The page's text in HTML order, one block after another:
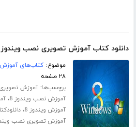
دانلود کتاب آموزش تصویری نصب ویندوز 8.1
موضوع:کتاب‌های آموزش
۲۸ صفحه
برچسب‌ها:آموزش تصویری
آموزش نصب ویندوز 8 ،
آموزش ویندوز 8 ،
آموزش تصویری نصب